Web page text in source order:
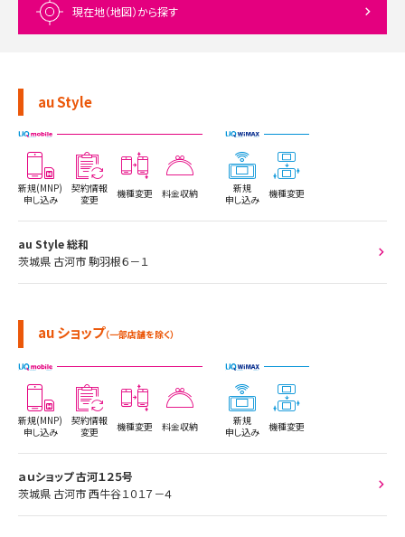
現在地（地図）から探す
au Style
新規(MNP)
申し込み
契約情報
変更
機種変更 料金収納
新規
申し込み
機種変更
au Style 総和
茨城県 古河市 駒羽根６－１
au ショップ（一部店舗を除く）
新規(MNP)
申し込み
契約情報
変更
機種変更 料金収納
新規
申し込み
機種変更
ａｕショップ 古河１２５号
茨城県 古河市 西牛谷１０１７－４